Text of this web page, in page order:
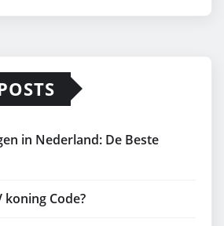
in Nederland: De Beste
koning Code?